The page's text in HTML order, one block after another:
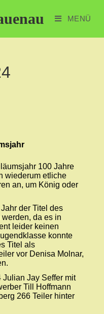
MENÜ
100 Jahre
wiederum etliche
an, um König oder
der Titel des
da es in
leider keinen
konnte
Titel als
vor Denisa Molnar,
Julian Jay Seffer mit
Till Hoffmann
266 Teiler hinter